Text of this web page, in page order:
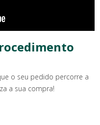
o seu pedido percorre a
a sua compra!